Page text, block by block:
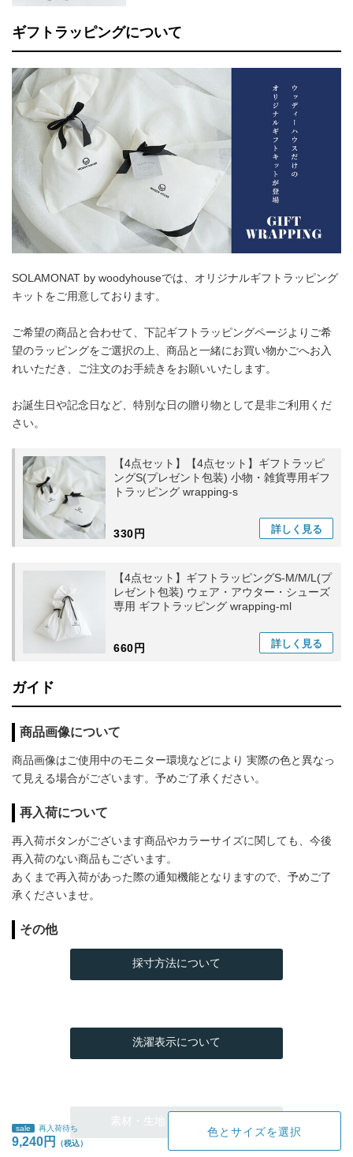
ギフトラッピングについて
SOLAMONAT by woodyhouseでは、オリジナルギフトラッピング
キットをご用意しております。
ご希望の商品と合わせて、下記ギフトラッピングページよりご希
望のラッピングをご選択の上、商品と一緒にお買い物かごへお入
れいただき、ご注文のお手続きをお願いいたします。
お誕生日や記念日など、特別な日の贈り物として是非ご利用くだ
さい。
【4点セット】【4点セット】ギフトラッピ
ングS(プレゼント包装) 小物・雑貨専用ギフ
トラッピング wrapping-s
330円 詳しく 見る
【4点セット】ギフトラッピングS-M/M/L(プ
レゼント包装) ウェア・アウター・シューズ
専用 ギフトラッピング wrapping-ml
660円 詳しく 見る
ガイド
商品画像について
商品画像はご使用中のモニター環境などにより 実際の色と異なっ
て見える場合がございます。予めご了承ください。
再入荷について
再入荷ボタンがございます商品やカラーサイズに関しても、今後
再入荷のない商品もございます。
あくまで再入荷があった際の通知機能となりますので、予めご了
承くださいませ。
その他
採寸方法について
洗濯表示について
sale 再入荷待ち
9,240円
色とサイズを選択